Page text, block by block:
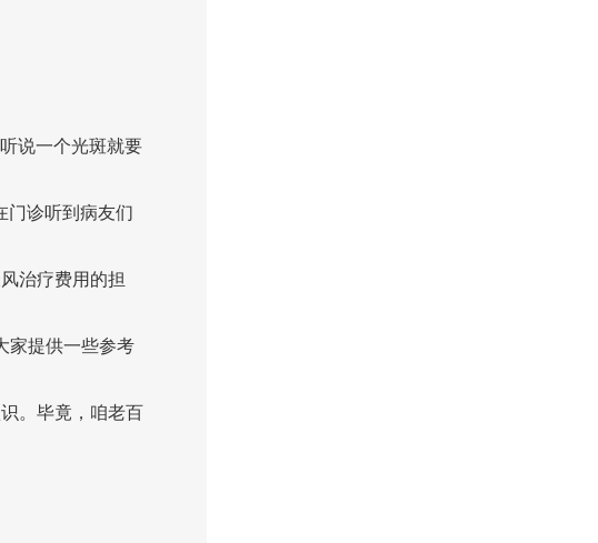
说一个光斑就要
门诊听到病友们
治疗费用的担
家提供一些参考
。毕竟，咱老百